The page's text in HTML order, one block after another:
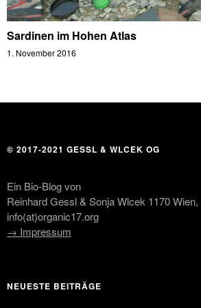
Sardinen im Hohen Atlas
1. November 2016
© 2017-2021 GESSL & WLCEK OG
Ein Bio-Blog von
Reinhard Gessl & Sonja Wlcek 1170
info(at)organic17.org
→ Impressum
NEUESTE BEITRÄGE